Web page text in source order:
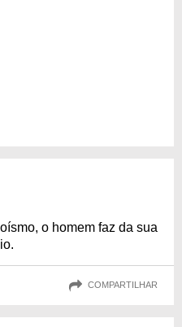
o homem faz da sua
COMPARTILHAR